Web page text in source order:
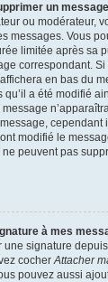
un
ou modérateur,
messages. Vous
limitée après sa
correspondant.
en bas du
a été modifié
modifié le
peuvent pas
à mes
une signature
cocherAttacher
pouvez aussi